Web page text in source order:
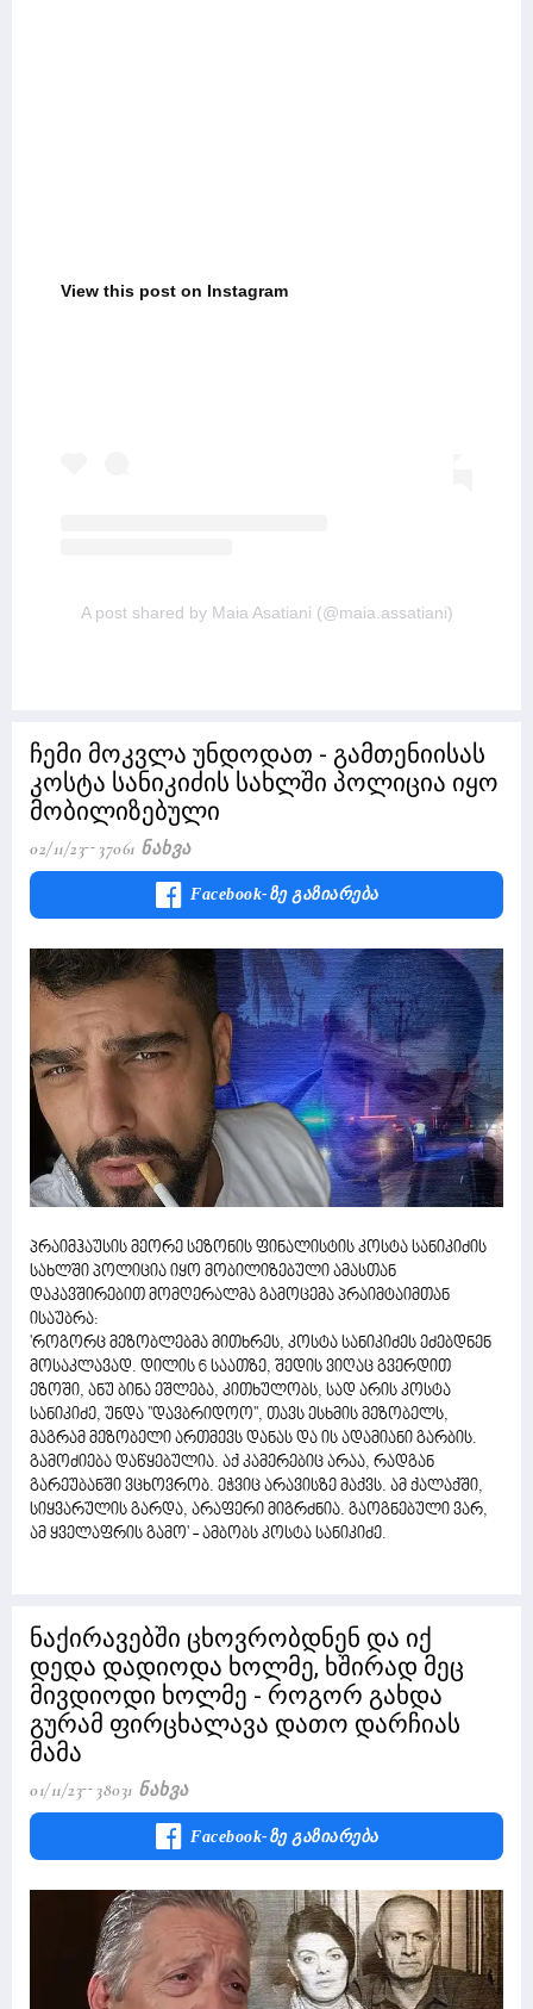
View this post on Instagram
A post shared by Maia Asatiani (@maia.assatiani)
ჩემი მოკვლა უნდოდათ - გამთენიისას
კოსტა სანიკიძის სახლში პოლიცია იყო
მობილიზებული
02/11/23 37061 Ნახვა
Facebook-Ზე Გაზიარება
პრაიმჰაუსის მეორე სეზონის ფინალისტის კოსტა სანიკიძის
სახლში პოლიცია იყო მობილიზებული ამასთან
დაკავშირებით მომღერალმა გამოცემა პრაიმტაიმთან
ისაუბრა:
'როგორც მეზობლებმა მითხრეს, კოსტა სანიკიძეს ეძებდნენ
მოსაკლავად. დილის 6 საათზე, შედის ვიღაც გვერდით
ეზოში, ანუ ბინა ეშლება, კითხულობს, სად არის კოსტა
სანიკიძე, უნდა ''დავბრიდოო'', თავს ესხმის მეზობელს,
მაგრამ მეზობელი ართმევს დანას და ის ადამიანი გარბის.
გამოძიება დაწყებულია. აქ კამერებიც არაა, რადგან
გარეუბანში ვცხოვრობ. ეჭვიც არავისზე მაქვს. ამ ქალაქში,
სიყვარულის გარდა, არაფერი მიგრძნია. გაოგნებული ვარ,
ამ ყველაფრის გამო' - ამბობს კოსტა სანიკიძე.
ნაქირავებში ცხოვრობდნენ და იქ
დედა დადიოდა ხოლმე, ხშირად მეც
მივდიოდი ხოლმე - როგორ გახდა
გურამ ფირცხალავა დათო დარჩიას
მამა
01/11/23 38031 Ნახვა
Facebook-Ზე Გაზიარება